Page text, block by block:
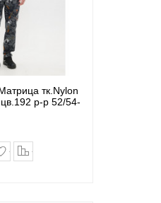
тк.Nylon
р-р 52/54-
в закладки